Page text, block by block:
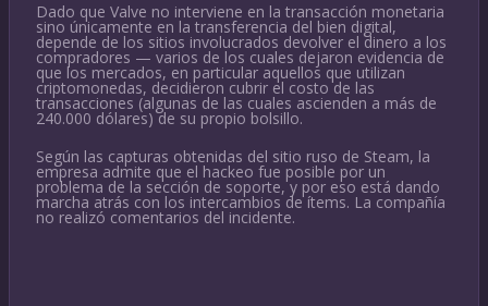
Dado que Valve no interviene en la transacción monetaria
sino únicamente en la transferencia del bien digital,
depende de los sitios involucrados devolver el dinero a los
compradores — varios de los cuales dejaron evidencia de
que los mercados, en particular aquellos que utilizan
criptomonedas, decidieron cubrir el costo de las
transacciones (algunas de las cuales ascienden a más de
240.000 dólares) de su propio bolsillo.
Según las capturas obtenidas del sitio ruso de Steam, la
empresa admite que el hackeo fue posible por un
problema de la sección de soporte, y por eso está dando
marcha atrás con los intercambios de ítems. La compañía
no realizó comentarios del incidente.